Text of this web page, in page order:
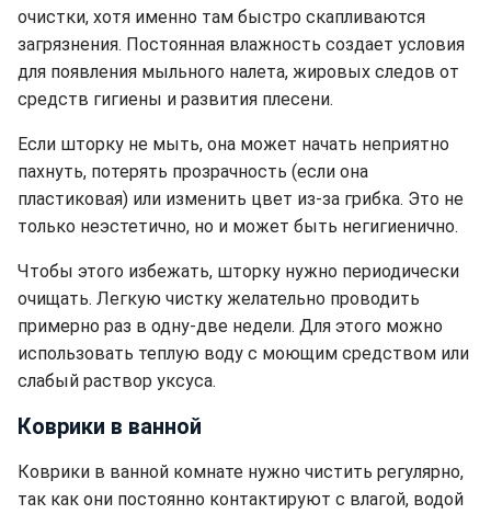
очистки, хотя именно там быстро скапливаются
загрязнения. Постоянная влажность создает условия
для появления мыльного налета, жировых следов от
средств гигиены и развития плесени.
Если шторку не мыть, она может начать неприятно
пахнуть, потерять прозрачность (если она
пластиковая) или изменить цвет из-за грибка. Это не
только неэстетично, но и может быть негигиенично.
Чтобы этого избежать, шторку нужно периодически
очищать. Легкую чистку желательно проводить
примерно раз в одну-две недели. Для этого можно
использовать теплую воду с моющим средством или
слабый раствор уксуса.
Коврики в ванной
Коврики в ванной комнате нужно чистить регулярно,
так как они постоянно контактируют с влагой, водой